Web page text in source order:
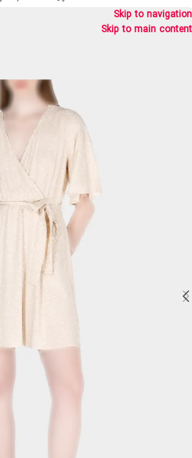
Skip to navigation
Skip to main content